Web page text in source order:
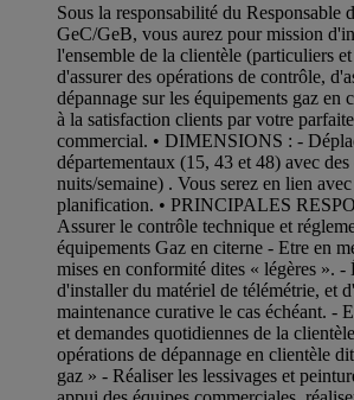
Sous la responsabilité du Responsable
GeC/GeB, vous aurez pour mission
l'ensemble de la clientèle (particuliers
d'assurer des opérations de contrôle,
dépannage sur les équipements gaz en
à la satisfaction clients par votre
commercial. • DIMENSIONS : -
départementaux (15, 43 et 48) avec des
nuits/semaine) . Vous serez en lien
planification. • PRINCIPALES
Assurer le contrôle technique et
équipements Gaz en citerne - Etre en
mises en conformité dites « légères ». -
d'installer du matériel de télémétrie, et
maintenance curative le cas échéant. -
et demandes quotidiennes de la
opérations de dépannage en clientèle
gaz » - Réaliser les lessivages et